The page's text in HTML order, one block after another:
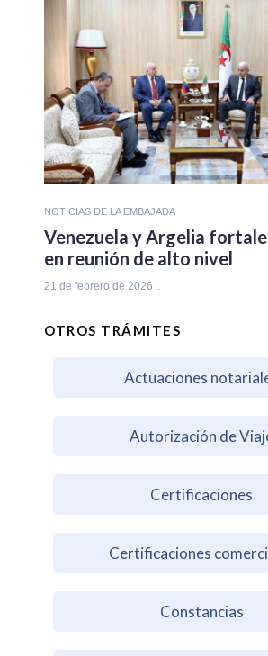
NOTICIAS DE LA EMBAJADA
Venezuela y Argelia
en reunión de alto nivel
21 de febrero de 2026
OTROS TRÁMITES
Actuaciones
Autorización de
Certificaciones
Certificaciones
Constancias